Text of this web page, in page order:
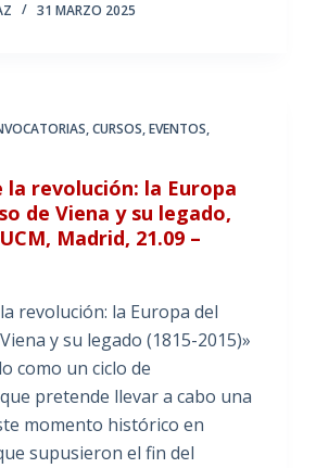
31 MARZO 2025
,CURSOS,EVENTOS,
la revolución: la Europa
de Viena y su legado,
Madrid, 21.09 –
revolución: la Europa del
y su legado (1815-2015)»
como un ciclo de
pretende llevar a cabo una
momento histórico en
supusieron el fin del